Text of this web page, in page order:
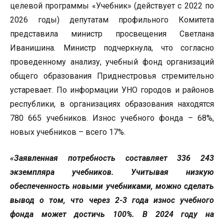
целевой программы «Учебник» (действует с 2022 по
2026 годы) депутатам профильного Комитета
представила министр просвещения Светлана
Иванишина. Министр подчеркнула, что согласно
проведенному анализу, учебный фонд организаций
общего образования Приднестровья стремительно
устаревает. По информации УНО городов и районов
республики, в организациях образования находятся
780 665 учебников. Износ учебного фонда – 68%,
новых учебников – всего 17%.
«Заявленная потребность составляет 336 243
экземпляра учебников. Учитывая низкую
обеспеченность новыми учебниками, можно сделать
вывод о том, что через 2-3 года износ учебного
фонда может достичь 100%. В 2024 году на